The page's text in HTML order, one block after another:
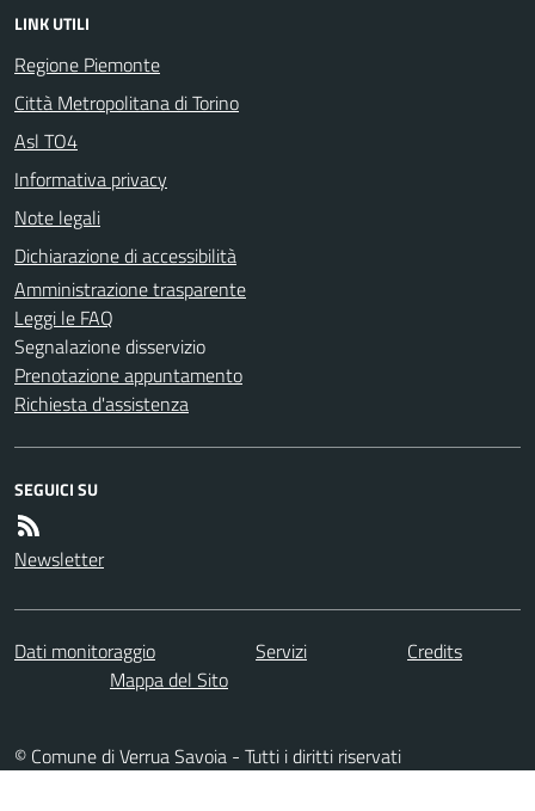
LINK UTILI
Regione Piemonte
Città Metropolitana di Torino
Asl TO4
Informativa privacy
Note legali
Dichiarazione di accessibilità
Amministrazione trasparente
Leggi le FAQ
Segnalazione disservizio
Prenotazione appuntamento
Richiesta d'assistenza
SEGUICI SU
Newsletter
Dati monitoraggio Servizi
Credits
Mappa del Sito
© Comune di Verrua Savoia - Tutti i diritti riservati